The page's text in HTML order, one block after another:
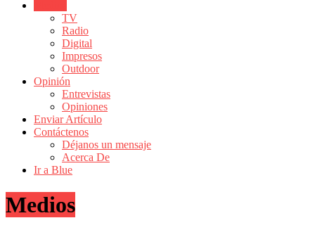
Actualidad
Mercadeo
Colombia
Revistas
Actualidad
Colombia
Revista
iBlue
Marketing
TV
Radio
Digital
Impresos
Outdoor
Opinión
Entrevistas
Opiniones
Enviar Artículo
Contáctenos
Déjanos un mensaje
Acerca De
Ir a Blue
Medios